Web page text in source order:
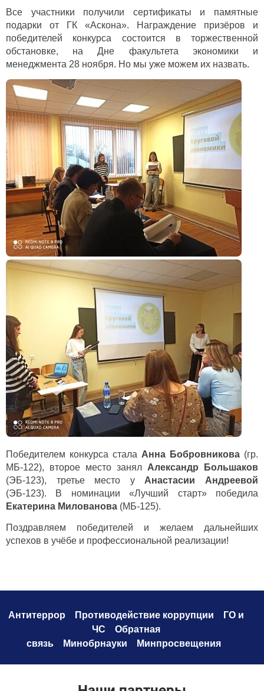
Все участники получили сертификаты и памятные
подарки от ГК «Аскона». Награждение призёров и
победителей конкурса состоится в торжественной
обстановке, на Дне факультета экономики и
менеджмента 28 ноября. Но мы уже можем их назвать.
Победителем конкурса стала Анна Бобровникова (гр.
МБ-122), второе место занял Александр Большаков
(ЭБ-123), третье место у Анастасии Андреевой
(ЭБ-123). В номинации «Лучший старт» победила
Екатерина Милованова (МБ-125).
Поздравляем победителей и желаем дальнейших
успехов в учёбе и профессиональной реализации!
Антитеррор Противодействие коррупции
ГО и
ЧС
Обратная
связь
Минобрнауки Минпросвещения